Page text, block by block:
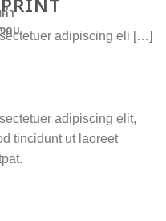
า
คม
adipiscing eli […]
adipiscing elit,
tincidunt ut laoreet